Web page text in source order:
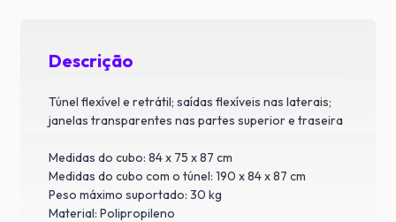
Descrição
Túnel flexível e retrátil; saídas flexíveis nas laterais;
janelas transparentes nas partes superior e traseira
Medidas do cubo: 84 x 75 x 87 cm
Medidas do cubo com o túnel: 190 x 84 x 87 cm
Peso máximo suportado: 30 kg
Material: Polipropileno